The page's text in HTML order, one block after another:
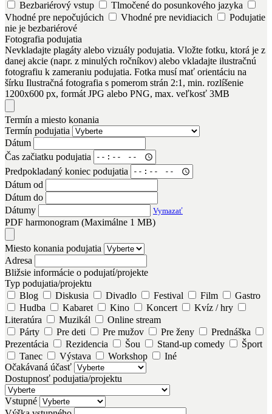
Bezbariérový vstup
Tlmočené do posunkového jazyka
Vhodné pre nepočujúcich
Vhodné pre nevidiacich
Podujatie
nie je bezbariérové
Fotografia podujatia
Nevkladajte plagáty alebo vizuály podujatia. Vložte fotku, ktorá je z
danej akcie (napr. z minulých ročníkov) alebo vkladajte ilustračnú
fotografiu k zameraniu podujatia. Fotka musí mať orientáciu na
šírku Ilustračná fotografia s pomerom strán 2:1, min. rozlíšenie
1200x600 px, formát JPG alebo PNG, max. veľkosť 3MB
Termín a miesto konania
Termín podujatia
Dátum
Čas začiatku podujatia
Predpokladaný koniec podujatia
Dátum od
Dátum do
Dátumy
Vymazať
PDF harmonogram (Maximálne 1 MB)
Miesto konania podujatia
Adresa
Bližsie informácie o podujatí/projekte
Typ podujatia/projektu
Blog
Diskusia Divadlo Festival Film
Gastro
Hudba
Kabaret Kino Koncert
Kvíz / hry
Literatúra
Muzikál
Online stream
Párty
Pre deti Pre mužov Pre ženy
Prednáška
Prezentácia
Rezidencia Šou Stand-up comedy
Šport
Tanec
Výstava Workshop
Iné
Očakávaná účasť
Dostupnosť podujatia/projektu
Vstupné